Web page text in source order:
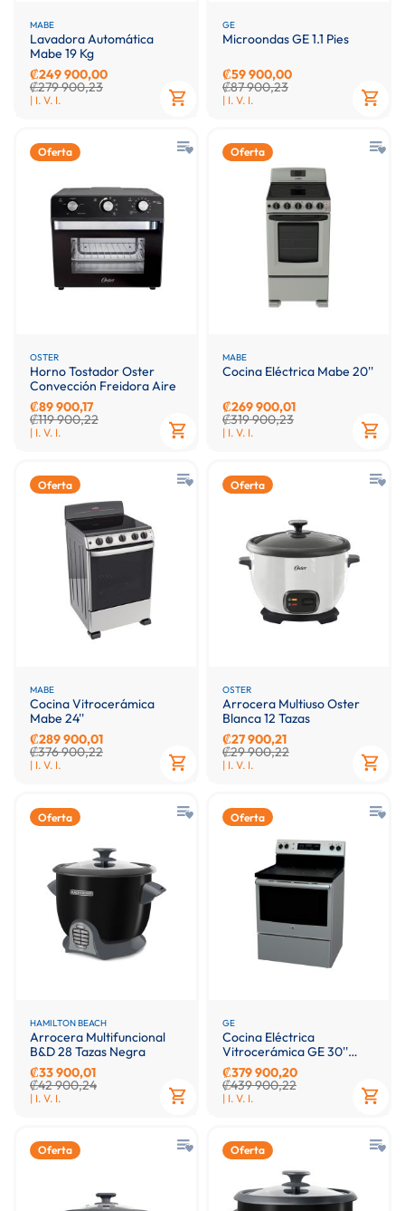
MABE
Lavadora Automática
Mabe 19 Kg
₡249 900,00
₡279 900,23
| I. V. I.
GE
Microondas GE 1.1 Pies
₡59 900,00
₡87 900,23
| I. V. I.
Oferta
OSTER
Horno Tostador Oster
Convección Freidora Aire
₡89 900,17
₡119 900,22
| I. V. I.
Oferta
MABE
Cocina Eléctrica Mabe 20''
₡269 900,01
₡319 900,23
| I. V. I.
Oferta
MABE
Cocina Vitrocerámica
Mabe 24''
₡289 900,01
₡376 900,22
| I. V. I.
Oferta
OSTER
Arrocera Multiuso Oster
Blanca 12 Tazas
₡27 900,21
₡29 900,22
| I. V. I.
Oferta
HAMILTON BEACH
Arrocera Multifuncional
B&D 28 Tazas Negra
₡33 900,01
₡42 900,24
| I. V. I.
Oferta
GE
Cocina Eléctrica
Vitrocerámica GE 30''
Plateada
₡379 900,20
₡439 900,22
| I. V. I.
Oferta Oferta